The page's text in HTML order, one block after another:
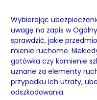
Wybierając
uwagę na zapis w
sprawdzić, jakie
mienie ruchome.
gotówka czy kamienie
uznane za elementy
przypadku ich utraty,
odszkodowania.